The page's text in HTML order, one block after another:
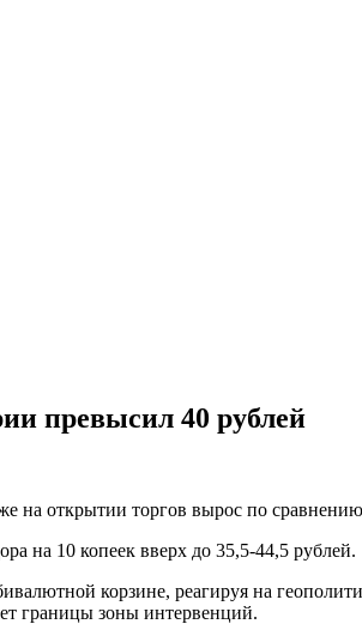
превысил 40 рублей
на открытии торгов вырос по
на 10 копеек вверх до 35,5-44,5 рублей.
корзине, реагируя на
границы зоны интервенций.